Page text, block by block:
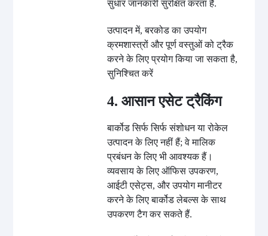
सुधार जानकारी सुरक्षित करता है.
उत्पादन में, बरकोड का उपयोग
क्रमशास्त्रों और पूर्ण वस्तुओं को ट्रैक
करने के लिए प्रयोग किया जा सकता है,
सुनिश्चित करें
4. आसान एसेट ट्रैकिंग
बार्कोड सिर्फ सिर्फ संशोधन या रोकेल
उत्पादन के लिए नहीं हैं; वे मालिक
प्रबंधन के लिए भी आवश्यक हैं।
व्यवसाय के लिए ऑफिस उपकरण,
आईटी एसेट्स, और उपयोग मानीटर
करने के लिए बार्कोड लेबल्स के साथ
उपकरण टैग कर सकते हैं.